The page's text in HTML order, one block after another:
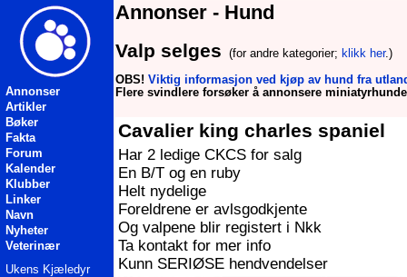
Annonser
Artikler
Bøker
Fakta
Forum
Kalender
Klubber
Linker
Navn
Nyheter
Veterinær
Ukens Kjæledyr
Annonser - Hund
Valp selges (for andre kategorier; klikk her.)
OBS! Viktig informasjon ved kjøp av hund fra
Flere svindlere forsøker å annonsere
Cavalier king charles spaniel
Har 2 ledige CKCS for salg
En B/T og en ruby
Helt nydelige
Foreldrene er avlsgodkjente
Og valpene blir registert i Nkk
Ta kontakt for mer info
Kunn SERIØSE hendvendelser